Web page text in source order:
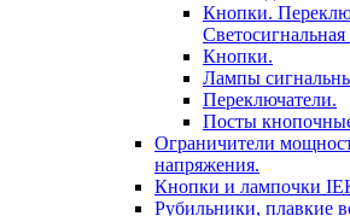
Кнопки.
Светосигнальная
Кнопки.
Лампы
Переключатели.
Посты
Ограничители
напряжения.
Кнопки и лампочки
Рубильники, плавкие